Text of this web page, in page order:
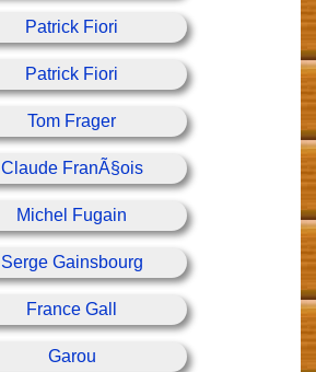
Patrick Fiori
Patrick Fiori
Tom Frager
Claude FranÃ§ois
Michel Fugain
Serge Gainsbourg
France Gall
Garou